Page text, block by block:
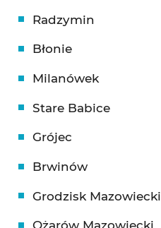
Radzymin
Błonie
Milanówek
Stare Babice
Grójec
Brwinów
Grodzisk Mazowiecki